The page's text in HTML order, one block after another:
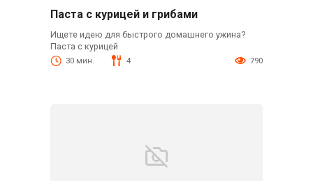
Паста с курицей и грибами
Ищете идею для быстрого домашнего ужина?
Паста с курицей
30 мин. 4 790